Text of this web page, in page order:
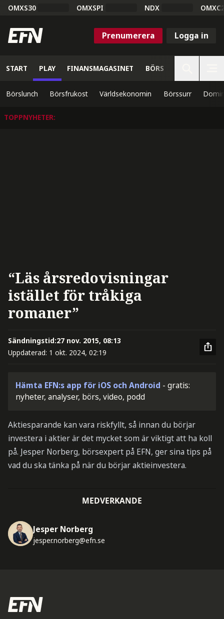
OMXS30 OMXSPI NDX
Prenumerera Logga in
START PLAY FINANSMAGASINET BÖRS
Börslunch Börsfrukost Världsekonomin Börssurr
TOPPNYHETER:
“Läs årsredovisningar
istället för tråkiga
romaner”
Sändningstid:27 nov. 2015, 08:13
Uppdaterad: 1 okt. 2024, 02:19
Hämta EFN:s app för iOS och Android - gratis:
nyheter, analyser, börs, video, podd
Aktiesparande kan vara riskfyllt, så innan du börjar
investera i aktier är det mycket som är viktigt att ha koll
på. Jesper Norberg, börsexpert på EFN, ger sina tips på
vad du ska tänka på när du börjar aktieinvestera.
MEDVERKANDE
Jesper Norberg
jesper.norberg@efn.se